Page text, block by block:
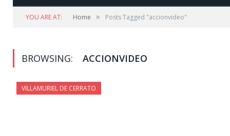
YOU ARE AT: Home » Posts Tagged "accionvideo"
BROWSING: ACCIONVIDEO
VILLAMURIEL DE CERRATO